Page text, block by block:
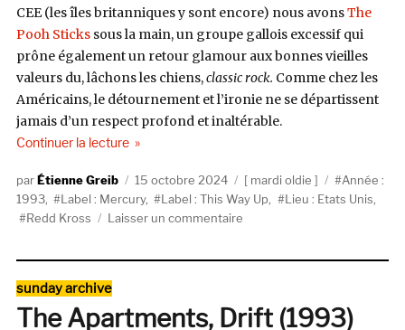
CEE (les îles britanniques y sont encore) nous avonsThe
Pooh Stickssous la main, un groupe gallois excessif qui
prône également un retour glamour aux bonnes vieilles
valeurs du, lâchons les chiens,classic rock. Comme chez les
Américains, le détournement et l’ironie ne se départissent
jamais d’un respect profond et inaltérable.
Continuer la lecturede « Redd Kross, Phaseshifter, (This Way Up/
AuteurÉtienne Greib
Publié
le
15 octobre 2024 Catégories
mardi oldie Étiquettes
Année :
1993, Label : Mercury, Label : This Way Up, Lieu : Etats Unis,
Redd Kross
Laisser un commentaire
Way
Catégories
sunday archive
The Apartments, Drift (1993)